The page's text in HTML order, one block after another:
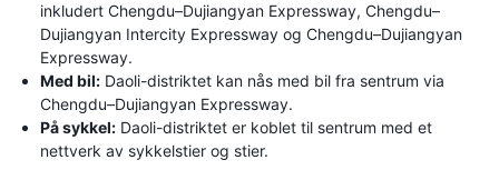
inkludert Chengdu–Dujiangyan Expressway, Chengdu–
Dujiangyan Intercity Expressway og Chengdu–Dujiangyan
Expressway.
Med bil: Daoli-distriktet kan nås med bil fra sentrum via
Chengdu–Dujiangyan Expressway.
På sykkel: Daoli-distriktet er koblet til sentrum med et
nettverk av sykkelstier og stier.